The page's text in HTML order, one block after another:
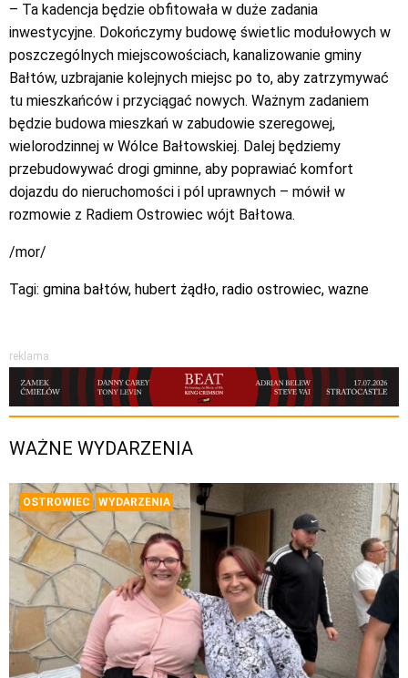
– Ta kadencja będzie obfitowała w duże zadania
inwestycyjne. Dokończymy budowę świetlic modułowych w
poszczególnych miejscowościach, kanalizowanie gminy
Bałtów, uzbrajanie kolejnych miejsc po to, aby zatrzymywać
tu mieszkańców i przyciągać nowych. Ważnym zadaniem
będzie budowa mieszkań w zabudowie szeregowej,
wielorodzinnej w Wólce Bałtowskiej. Dalej będziemy
przebudowywać drogi gminne, aby poprawiać komfort
dojazdu do nieruchomości i pól uprawnych – mówił w
rozmowie z Radiem Ostrowiec wójt Bałtowa.
/mor/
Tagi: gmina bałtów, hubert żądło, radio ostrowiec, wazne
reklama
WAŻNE WYDARZENIA
OSTROWIEC WYDARZENIA